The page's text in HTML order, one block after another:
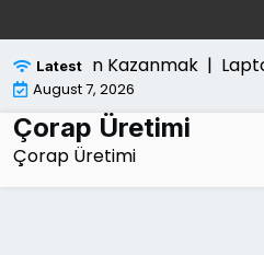
to
content
Latest
Yeniden Kazanmak |Laptop
August 7, 2026
Çorap Üretimi
Çorap Üretimi